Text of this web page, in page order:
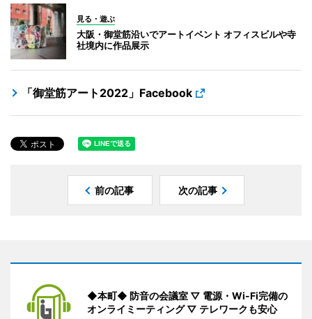
見る・遊ぶ
大阪・御堂筋沿いでアートイベント オフィスビルや寺
社境内に作品展示
「御堂筋アート2022」Facebook
前の記事 次の記事
◆本町◆ 防音の会議室 ▽ 電源・Wi-Fi完備の
オンライミーティング ▽ テレワークも安心